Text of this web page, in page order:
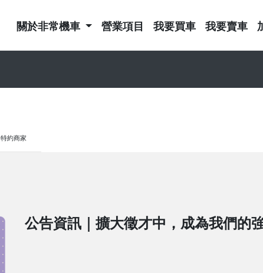
關於非常機車 營業項目 我要買車 我要賣車
特約商家
公告資訊｜擴大徵才中，成為我們的